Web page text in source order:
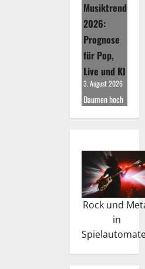
Musiktrends
2026:
Prognose
für Pop,
Live und KI
3. August 2026
Daumen hoch
Rock und
in